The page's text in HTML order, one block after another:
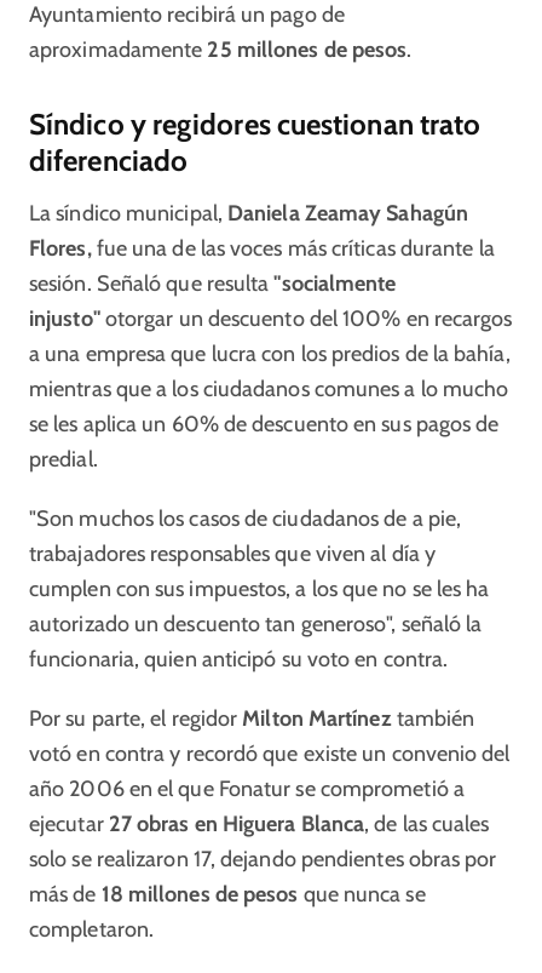
Ayuntamiento recibirá un pago de
aproximadamente 25 millones de pesos.
Síndico y regidores cuestionan trato
diferenciado
La síndico municipal, Daniela Zeamay Sahagún
Flores,fue una de las voces más críticas durante la
sesión. Señaló que resulta"socialmente
injusto"otorgar un descuento del 100% en recargos
a una empresa que lucra con los predios de la bahía,
mientras que a los ciudadanos comunes a lo mucho
se les aplica un 60% de descuento en sus pagos de
predial.
"Son muchos los casos de ciudadanos de a pie,
trabajadores responsables que viven al día y
cumplen con sus impuestos, a los que no se les ha
autorizado un descuento tan generoso", señaló la
funcionaria, quien anticipó su voto en contra.
Por su parte, el regidorMilton Martíneztambién
votó en contra y recordó que existe un convenio del
año 2006 en el que Fonatur se comprometió a
ejecutar 27 obras en Higuera Blanca, de las cuales
solo se realizaron 17, dejando pendientes obras por
más de 18 millones de pesos que nunca se
completaron.